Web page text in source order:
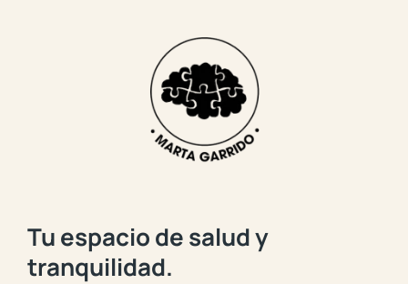
Tu espacio de salud y
tranquilidad.